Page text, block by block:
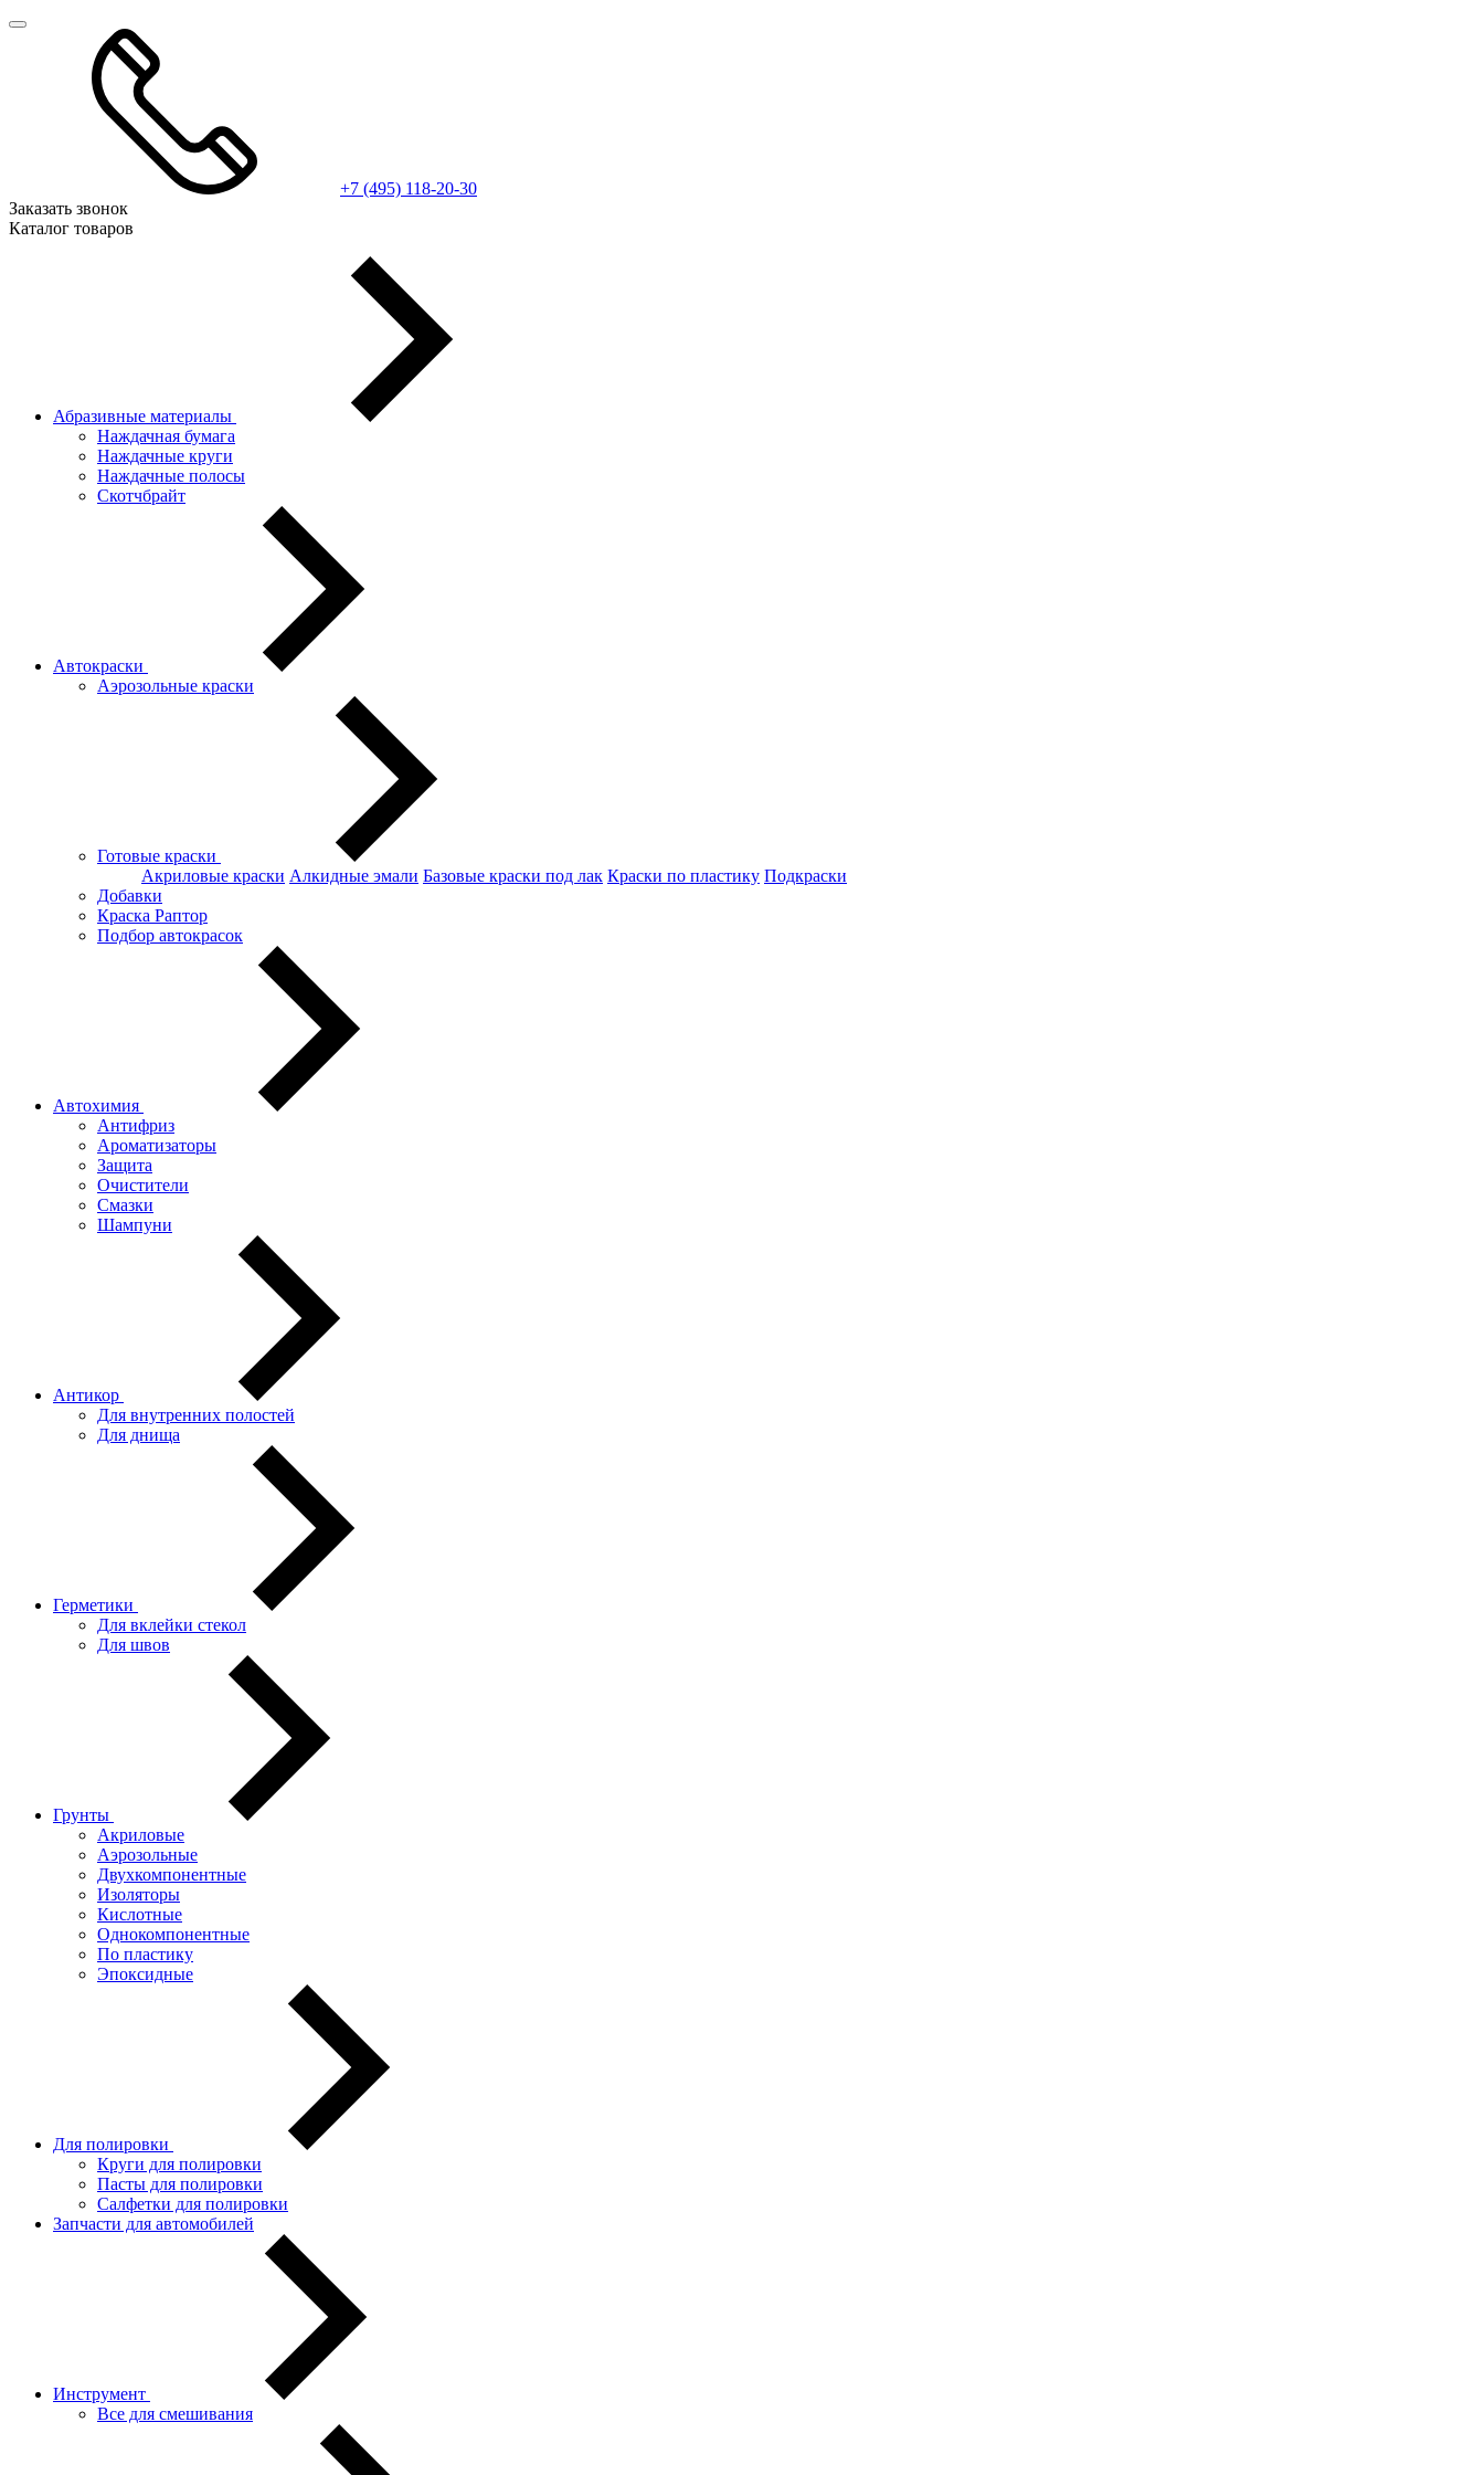
+7 (495) 118-20-30
Заказать звонок
Каталог товаров
Абразивные материалы
Наждачная бумага
Наждачные круги
Наждачные полосы
Скотчбрайт
Автокраски
Аэрозольные краски
Готовые краски
Акриловые краски Алкидные эмали Базовые краски под лак Краски по пластику Подкраски
Добавки
Краска Раптор
Подбор автокрасок
Автохимия
Антифриз
Ароматизаторы
Защита
Очистители
Смазки
Шампуни
Антикор
Для внутренних полостей
Для днища
Герметики
Для вклейки стекол
Для швов
Грунты
Акриловые
Аэрозольные
Двухкомпонентные
Изоляторы
Кислотные
Однокомпонентные
По пластику
Эпоксидные
Для полировки
Круги для полировки
Пасты для полировки
Салфетки для полировки
Запчасти для автомобилей
Инструмент
Все для смешивания